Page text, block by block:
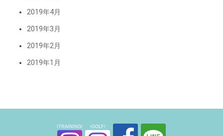
2019年4月
2019年3月
2019年2月
2019年1月
\TRAINING/ \GOLF/